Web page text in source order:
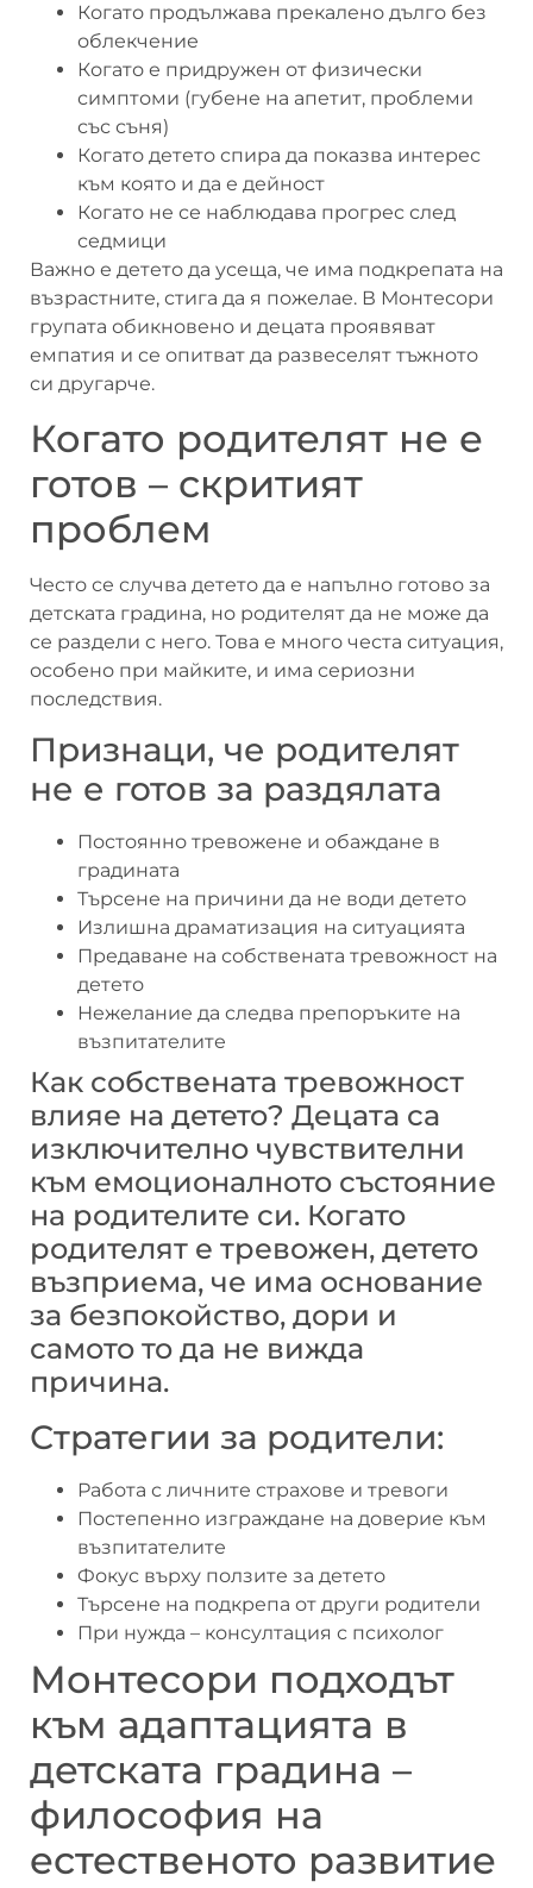
Когато продължава прекалено дълго без
облекчение
Когато е придружен от физически
симптоми (губене на апетит, проблеми
със съня)
Когато детето спира да показва интерес
към която и да е дейност
Когато не се наблюдава прогрес след
седмици
Важно е детето да усеща, че има подкрепата на
възрастните, стига да я пожелае. В Монтесори
групата обикновено и децата проявяват
емпатия и се опитват да развеселят тъжното
си другарче.
Когато родителят не е
готов – скритият
проблем
Често се случва детето да е напълно готово за
детската градина, но родителят да не може да
се раздели с него. Това е много честа ситуация,
особено при майките, и има сериозни
последствия.
Признаци, че родителят
не е готов за раздялата
Постоянно тревожене и обаждане в
градината
Търсене на причини да не води детето
Излишна драматизация на ситуацията
Предаване на собствената тревожност на
детето
Нежелание да следва препоръките на
възпитателите
Как собствената тревожност
влияе на детето? Децата са
изключително чувствителни
към емоционалното състояние
на родителите си. Когато
родителят е тревожен, детето
възприема, че има основание
за безпокойство, дори и
самото то да не вижда
причина.
Стратегии за родители:
Работа с личните страхове и тревоги
Постепенно изграждане на доверие към
възпитателите
Фокус върху ползите за детето
Търсене на подкрепа от други родители
При нужда – консултация с психолог
Монтесори подходът
към адаптацията в
детската градина –
философия на
естественото развитие